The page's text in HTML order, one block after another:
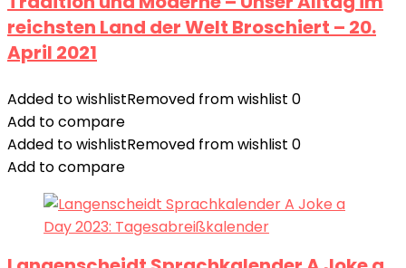
reichsten Land der Welt Broschiert – 20.
April 2021
Added to wishlistRemoved from wishlist 0
Add to compare
Added to wishlistRemoved from wishlist 0
Add to compare